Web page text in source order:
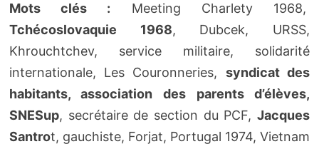
Mots clés : Meeting Charlety 1968,
Tchécoslovaquie 1968, Dubcek, URSS,
Khrouchtchev, service militaire, solidarité
internationale, Les Couronneries, syndicat des
habitants, association des parents d’élèves,
SNESup, secrétaire de section du PCF,Jacques
Santrot, gauchiste, Forjat, Portugal 1974, Vietnam